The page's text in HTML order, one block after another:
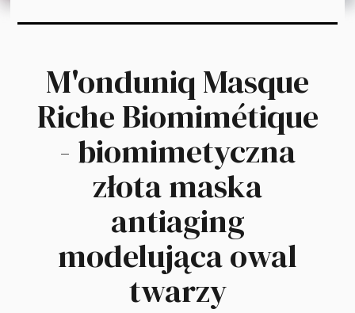
M'onduniq Masque
Riche Biomimétique
- biomimetyczna
złota maska
antiaging
modelująca owal
twarzy